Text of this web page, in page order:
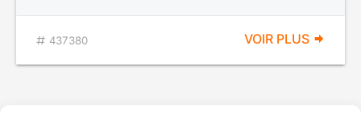
437380 VOIR PLUS